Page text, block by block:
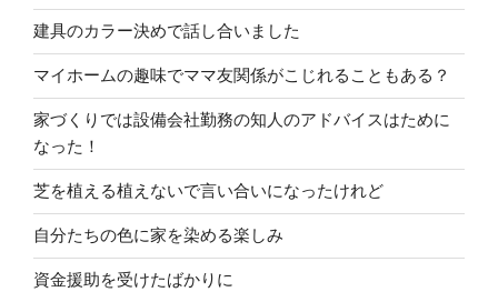
建具のカラー決めで話し合いました
マイホームの趣味でママ友関係がこじれることもある？
家づくりでは設備会社勤務の知人のアドバイスはために
なった！
芝を植える植えないで言い合いになったけれど
自分たちの色に家を染める楽しみ
資金援助を受けたばかりに